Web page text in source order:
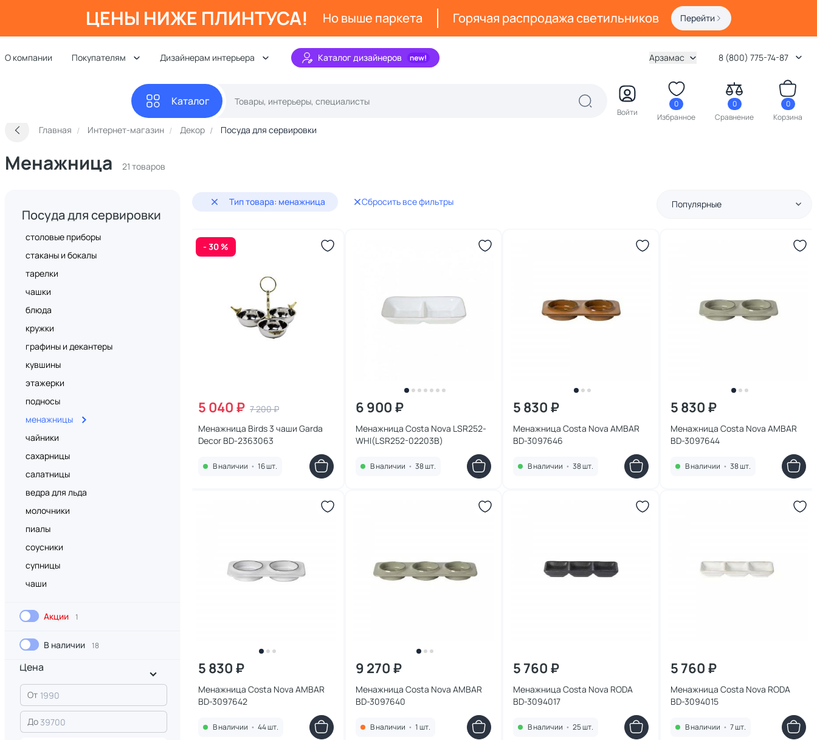
ЦЕНЫ НИЖЕ ПЛИНТУСА! Но выше паркета Горячая распродажа светильников Перейти
О компании Покупателям Дизайнерам интерьера Каталог дизайнеров Арзамас 8 (800) 775-74-87
Каталог
Войти
0
Избранное
0
Сравнение
0
Корзина
Главная Интернет-магазин Декор Посуда для сервировки
Менажница 21 товаров
Посуда для сервировки
столовые приборы
стаканы и бокалы
тарелки
чашки
блюда
кружки
графины и декантеры
кувшины
этажерки
подносы
менажницы
чайники
сахарницы
салатницы
ведра для льда
молочники
пиалы
соусники
супницы
чаши
Акции 1
В наличии 18
Цена
От
До
Тип товара: менажница Сбросить все фильтры Популярные
- 30 %
5 040 ₽ 7 200 ₽
Менажница Birds 3 чаши Garda
Decor BD-2363063
В наличии • 16 шт.
6 900 ₽
Менажница Costa Nova LSR252-
WHI(LSR252-02203B)
В наличии • 38 шт.
5 830 ₽
Менажница Costa Nova AMBAR
BD-3097646
В наличии • 38 шт.
5 830 ₽
Менажница Costa Nova AMBAR
BD-3097644
В наличии • 38 шт.
5 830 ₽
Менажница Costa Nova AMBAR
BD-3097642
В наличии • 44 шт.
9 270 ₽
Менажница Costa Nova AMBAR
BD-3097640
В наличии • 1 шт.
5 760 ₽
Менажница Costa Nova RODA
BD-3094017
В наличии • 25 шт.
5 760 ₽
Менажница Costa Nova RODA
BD-3094015
В наличии • 7 шт.